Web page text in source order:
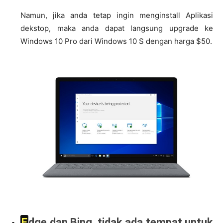
Namun, jika anda tetap ingin menginstall Aplikasi
dekstop, maka anda dapat langsung upgrade ke
Windows 10 Pro dari Windows 10 S dengan harga $50.